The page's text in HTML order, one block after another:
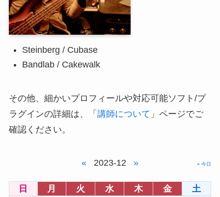
Steinberg / Cubase
Bandlab / Cakewalk
その他、細かいプロフィールや対応可能ソフト/プ
ラグインの詳細は、「 講師について 」ページでご
確認ください。
« 2023-12 » » 今日
日 月 火 水 木 金
土